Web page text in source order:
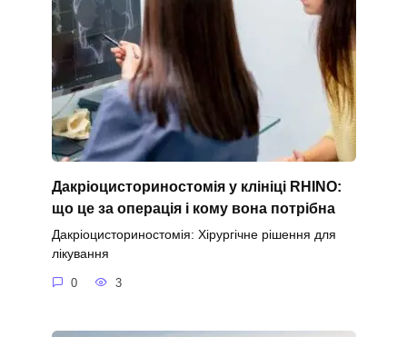
Дакріоцисториностомія у клініці RHINO:
що це за операція і кому вона потрібна
Дакріоцисториностомія: Хірургічне рішення для
лікування
0 3